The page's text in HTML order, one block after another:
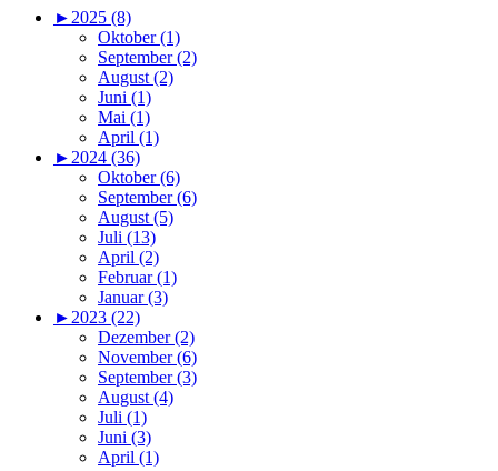
►2025 (8)
Oktober (1)
September (2)
August (2)
Juni (1)
Mai (1)
April (1)
►2024 (36)
Oktober (6)
September (6)
August (5)
Juli (13)
April (2)
Februar (1)
Januar (3)
►2023 (22)
Dezember (2)
November (6)
September (3)
August (4)
Juli (1)
Juni (3)
April (1)